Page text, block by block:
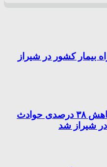
بیمار کشور در شیراز
فرهنگ سازی منجر به کاهش ۳۸ درصدی حوادث
شیراز شد